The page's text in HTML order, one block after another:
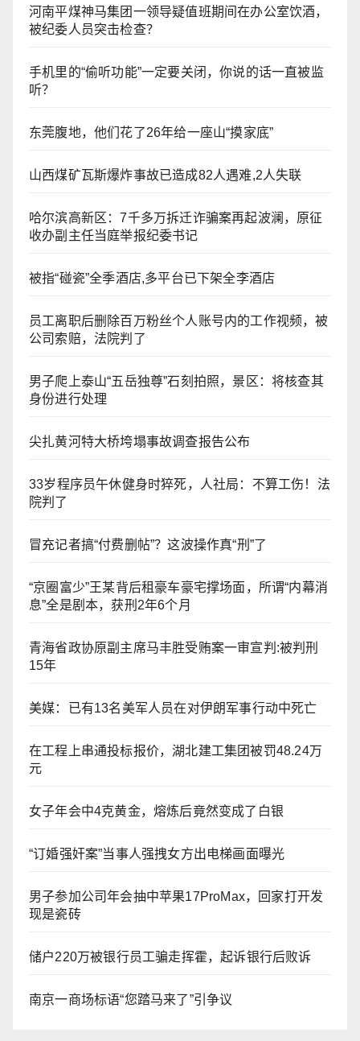
河南平煤神马集团一领导疑值班期间在办公室饮酒，
被纪委人员突击检查？
手机里的“偷听功能”一定要关闭，你说的话一直被监
听？
东莞腹地，他们花了26年给一座山“摸家底”
山西煤矿瓦斯爆炸事故已造成82人遇难,2人失联
哈尔滨高新区：7千多万拆迁诈骗案再起波澜，原征
收办副主任当庭举报纪委书记
被指“碰瓷”全季酒店,多平台已下架全李酒店
员工离职后删除百万粉丝个人账号内的工作视频，被
公司索赔，法院判了
男子爬上泰山“五岳独尊”石刻拍照，景区：将核查其
身份进行处理
尖扎黄河特大桥垮塌事故调查报告公布
33岁程序员午休健身时猝死，人社局：不算工伤！法
院判了
冒充记者搞“付费删帖”？这波操作真“刑”了
“京圈富少”王某背后租豪车豪宅撑场面，所谓“内幕消
息”全是剧本，获刑2年6个月
青海省政协原副主席马丰胜受贿案一审宣判:被判刑
15年
美媒：已有13名美军人员在对伊朗军事行动中死亡
在工程上串通投标报价，湖北建工集团被罚48.24万
元
女子年会中4克黄金，熔炼后竟然变成了白银
“订婚强奸案”当事人强拽女方出电梯画面曝光
男子参加公司年会抽中苹果17ProMax，回家打开发
现是瓷砖
储户220万被银行员工骗走挥霍，起诉银行后败诉
​南京一商场标语“您踏马来了”引争议